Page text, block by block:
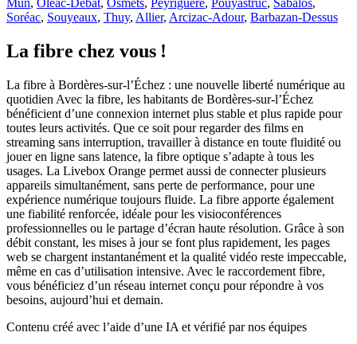
Mun, Oléac-Debat, Osmets, Peyriguère, Pouyastruc, Sabalos,
Soréac, Souyeaux, Thuy, Allier, Arcizac-Adour, Barbazan-Dessus
La fibre chez vous !
La fibre à Bordères-sur-l’Échez : une nouvelle liberté numérique au
quotidien Avec la fibre, les habitants de Bordères-sur-l’Échez
bénéficient d’une connexion internet plus stable et plus rapide pour
toutes leurs activités. Que ce soit pour regarder des films en
streaming sans interruption, travailler à distance en toute fluidité ou
jouer en ligne sans latence, la fibre optique s’adapte à tous les
usages. La Livebox Orange permet aussi de connecter plusieurs
appareils simultanément, sans perte de performance, pour une
expérience numérique toujours fluide. La fibre apporte également
une fiabilité renforcée, idéale pour les visioconférences
professionnelles ou le partage d’écran haute résolution. Grâce à son
débit constant, les mises à jour se font plus rapidement, les pages
web se chargent instantanément et la qualité vidéo reste impeccable,
même en cas d’utilisation intensive. Avec le raccordement fibre,
vous bénéficiez d’un réseau internet conçu pour répondre à vos
besoins, aujourd’hui et demain.
Contenu créé avec l’aide d’une IA et vérifié par nos équipes